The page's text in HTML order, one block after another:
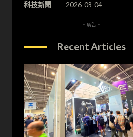
科技新聞 2026-08-04
- 廣告 -
Recent Articles